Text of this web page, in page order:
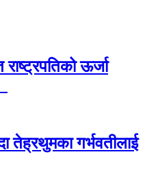
राष्ट्रपतिको ऊर्जा
तेह्रथुमका गर्भवतीलाई